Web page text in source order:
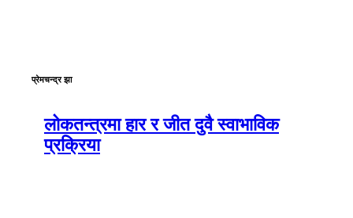
प्रेमचन्द्र झा
लोकतन्त्रमा हार र जीत दुवै स्वाभाविक
प्रक्रिया